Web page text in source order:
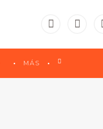
MÁS 